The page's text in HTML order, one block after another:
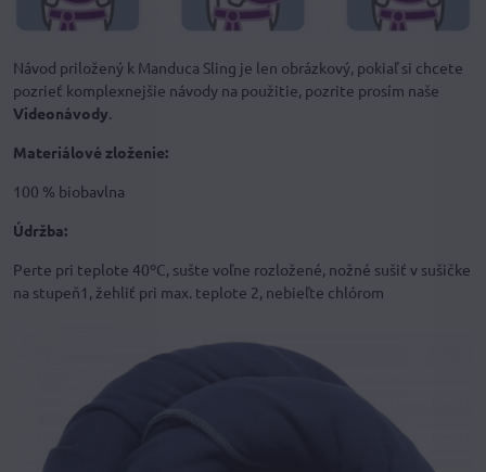
Návod priložený k Manduca Sling je len obrázkový, pokiaľ si chcete
pozrieť komplexnejšie návody na použitie, pozrite prosím naše
Videonávody.
Materiálové zloženie:
100 % biobavlna
Údržba:
Perte pri teplote 40ºC, sušte voľne rozložené, nožné sušiť v sušičke
na stupeň1, žehliť pri max. teplote 2, nebieľte chlórom